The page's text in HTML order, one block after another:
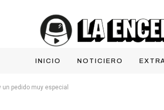
INICIO NOTICIERO
pedido muy especial